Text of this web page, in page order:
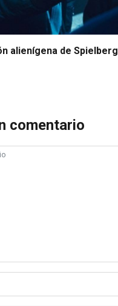
alienígena de Spielberg
comentario